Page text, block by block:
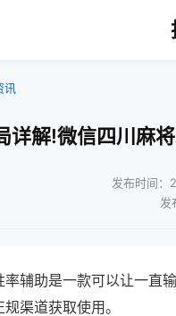
讯
详解!微信四川麻
发布时间
发
辅助是一款可以让一直
渠道获取使用。